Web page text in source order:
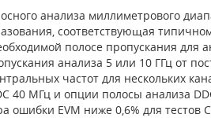
анализа миллиметрового
соответствующая
полосе пропускания для
анализа 5 или 10 ГГц от
частот для нескольких
40 МГц и опции полосы анализа
ошибки EVM ниже 0,6% для тестов